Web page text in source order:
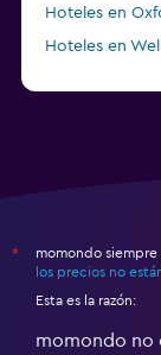
Hoteles en
Hoteles en
*
momondo
los precios no
Esta es la razón:
momondo no